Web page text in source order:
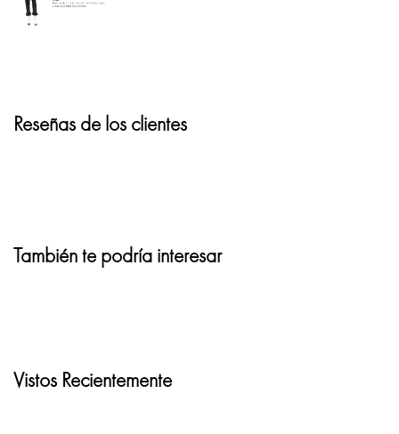
Reseñas de los clientes
También te podría interesar
Vistos Recientemente